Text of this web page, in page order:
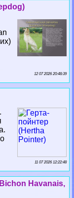
12 07 2026 20:48:39
11 07 2026 12:22:48
Havanais,